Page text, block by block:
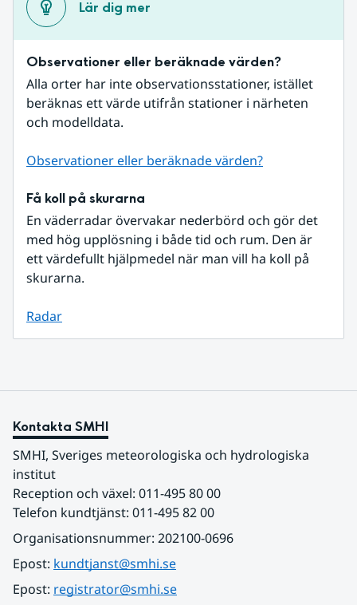
Lär dig mer
Observationer eller beräknade värden?
Alla orter har inte observationsstationer, istället
beräknas ett värde utifrån stationer i närheten
och modelldata.
Observationer eller beräknade värden?
Få koll på skurarna
En väderradar övervakar nederbörd och gör det
med hög upplösning i både tid och rum. Den är
ett värdefullt hjälpmedel när man vill ha koll på
skurarna.
Radar
Kontakta SMHI
SMHI, Sveriges meteorologiska och hydrologiska
institut
Reception och växel: 011-495 80 00
Telefon kundtjänst: 011-495 82 00
Organisationsnummer: 202100-0696
Epost: kundtjanst@smhi.se
Epost: registrator@smhi.se